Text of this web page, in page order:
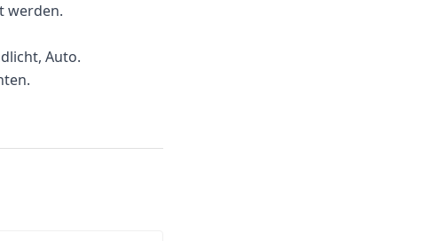
werden.
Auto.